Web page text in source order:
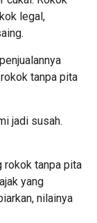
legal,
tanpa pita
jadi susah.
rokok tanpa pita
yang
nilainya